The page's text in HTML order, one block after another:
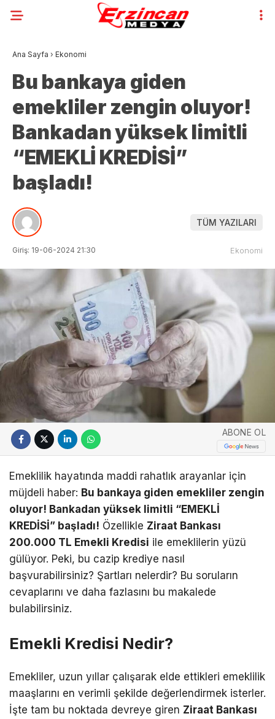
Ana Sayfa › Ekonomi
Bu bankaya giden
emekliler zengin oluyor!
Bankadan yüksek limitli
“EMEKLİ KREDİSİ”
başladı!
TÜM YAZILARI
Giriş: 19-06-2024 21:30 Ekonomi
ABONE OL
Emeklilik hayatında maddi rahatlık arayanlar için
müjdeli haber: Bu bankaya giden emekliler zengin
oluyor! Bankadan yüksek limitli “EMEKLİ
KREDİSİ” başladı! Özellikle Ziraat Bankası
200.000 TL Emekli Kredisi ile emeklilerin yüzü
gülüyor. Peki, bu cazip krediye nasıl
başvurabilirsiniz? Şartları nelerdir? Bu soruların
cevaplarını ve daha fazlasını bu makalede
bulabilirsiniz.
Emekli Kredisi Nedir?
Emekliler, uzun yıllar çalışarak elde ettikleri emeklilik
maaşlarını en verimli şekilde değerlendirmek isterler.
İşte tam bu noktada devreye giren Ziraat Bankası